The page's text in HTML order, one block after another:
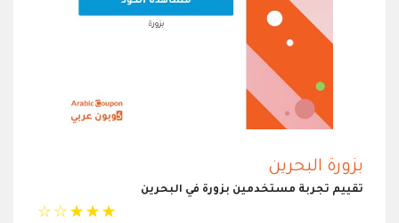
بزورة البحرين
تقييم تجربة مستخدمين بزورة في البحرين
☆ ☆ ☆ ☆ ☆